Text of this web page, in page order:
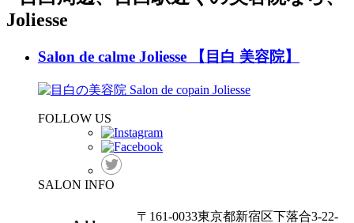
Salon de calme Joliesse 【目白 美容院】
FOLLOW US
SALON INFO
〒161-0033東京都新宿区下落合3-22-